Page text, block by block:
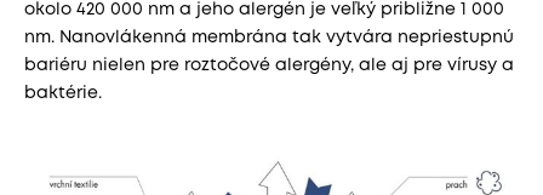
okolo 420 000 nm a jeho alergén je veľký približne 1 000
nm. Nanovlákenná membrána tak vytvára nepriestupnú
bariéru nielen pre roztočové alergény, ale aj pre vírusy a
baktérie.